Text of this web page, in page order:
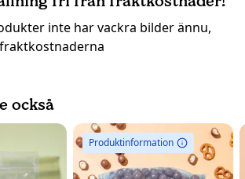
inte har vackra bilder ännu,
också
Produktinformation